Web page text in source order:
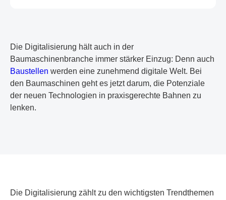
Die Digitalisierung hält auch in der
Baumaschinenbranche immer stärker Einzug: Denn auch
Baustellen werden eine zunehmend digitale Welt. Bei
den Baumaschinen geht es jetzt darum, die Potenziale
der neuen Technologien in praxisgerechte Bahnen zu
lenken.
Die Digitalisierung zählt zu den wichtigsten Trendthemen